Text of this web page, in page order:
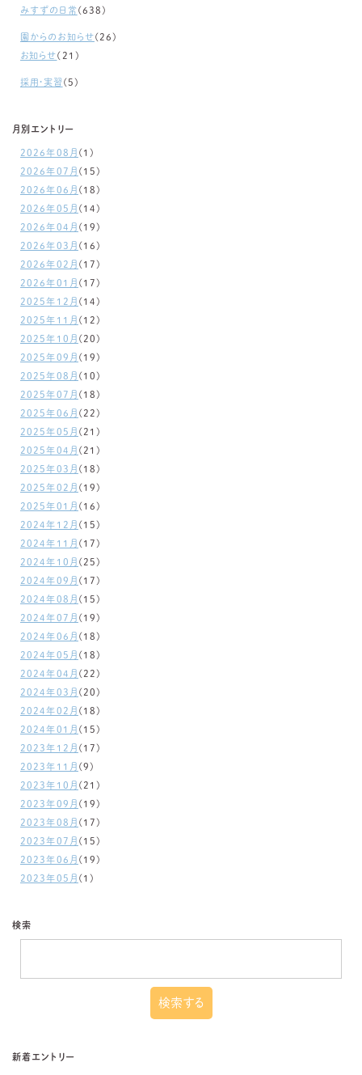
みすずの日常(638)
園からのお知らせ(26)
お知らせ(21)
採用・実習 (5)
月別エントリー
2026年08月 (1)
2026年07月 (15)
2026年06月 (18)
2026年05月 (14)
2026年04月 (19)
2026年03月 (16)
2026年02月 (17)
2026年01月 (17)
2025年12月 (14)
2025年11月 (12)
2025年10月 (20)
2025年09月 (19)
2025年08月 (10)
2025年07月 (18)
2025年06月 (22)
2025年05月 (21)
2025年04月 (21)
2025年03月 (18)
2025年02月 (19)
2025年01月 (16)
2024年12月 (15)
2024年11月 (17)
2024年10月 (25)
2024年09月 (17)
2024年08月 (15)
2024年07月 (19)
2024年06月 (18)
2024年05月 (18)
2024年04月 (22)
2024年03月 (20)
2024年02月 (18)
2024年01月 (15)
2023年12月 (17)
2023年11月 (9)
2023年10月 (21)
2023年09月 (19)
2023年08月 (17)
2023年07月 (15)
2023年06月 (19)
2023年05月 (1)
検索
新着エントリー